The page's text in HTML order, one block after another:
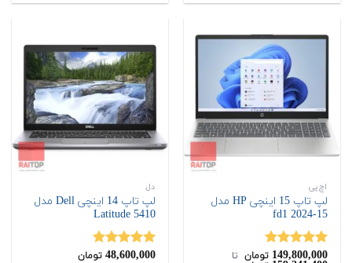
اچ‌پی
لپ تاپ 15 اینچی HP مدل
15-fd1 2024
نمره5.00
149,800,000 تومان ‌ تا ‌
دل
لپ تاپ 14 اینچی Dell مدل
Latitude 5410
نمره5.00
48,600,000 تومان